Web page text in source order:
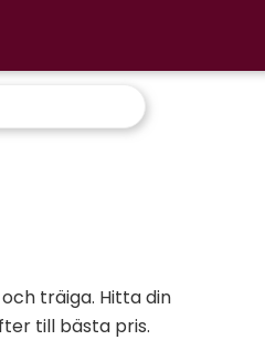
träiga. Hitta din
till bästa pris.